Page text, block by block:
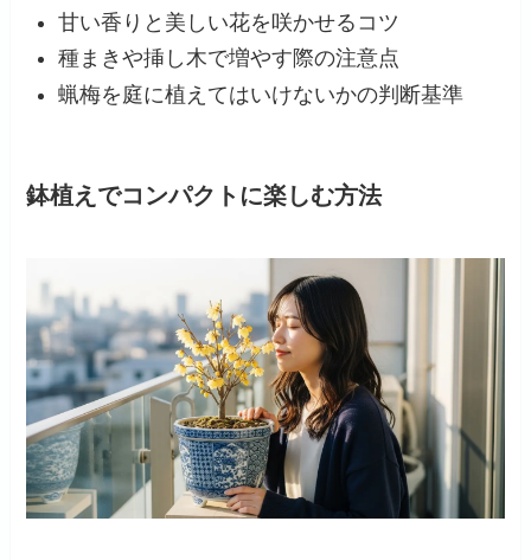
甘い香りと美しい花を咲かせるコツ
種まきや挿し木で増やす際の注意点
蝋梅を庭に植えてはいけないかの判断基準
鉢植えでコンパクトに楽しむ方法